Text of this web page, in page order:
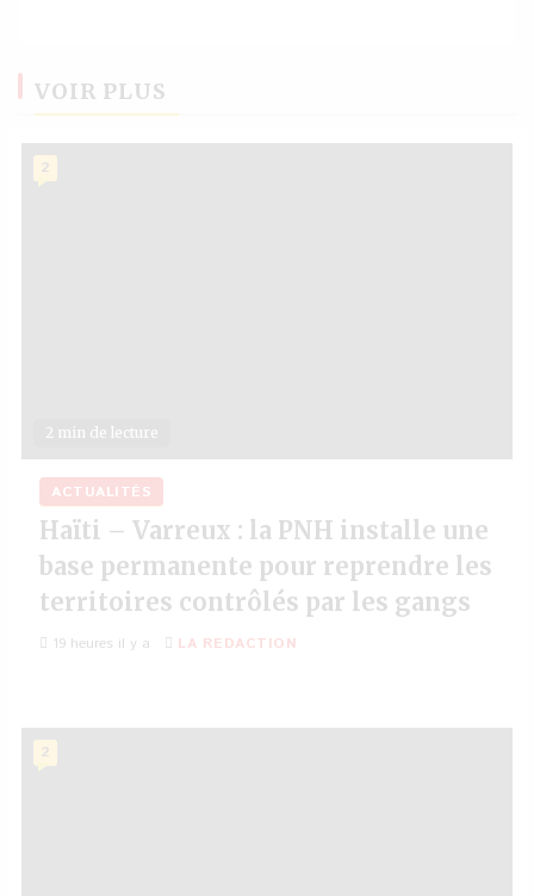
VOIR PLUS
2 min de lecture
2
ACTUALITÉS
Haïti – Varreux : la PNH installe une
base permanente pour reprendre les
territoires contrôlés par les gangs
19 heures il y a LA REDACTION
2